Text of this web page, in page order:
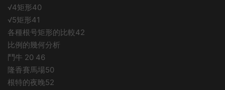
√4矩形40
√5矩形41
各種根号矩形的比較42
比例的幾何分析
鬥牛 20 46
隆香賽馬場50
根特的夜晚52